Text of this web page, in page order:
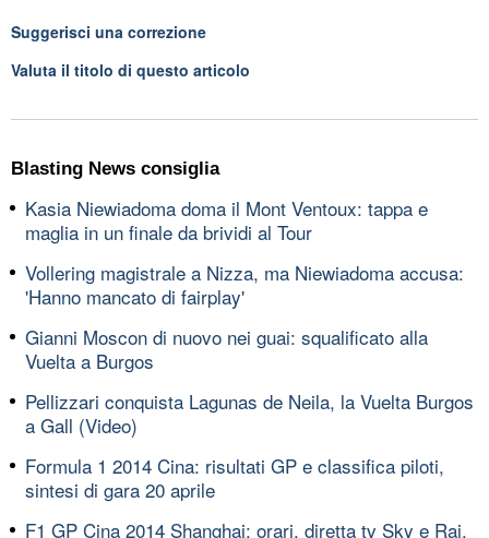
Suggerisci una correzione
Valuta il titolo di questo articolo
Blasting News consiglia
Kasia Niewiadoma doma il Mont Ventoux: tappa e
maglia in un finale da brividi al Tour
Vollering magistrale a Nizza, ma Niewiadoma accusa:
'Hanno mancato di fairplay'
Gianni Moscon di nuovo nei guai: squalificato alla
Vuelta a Burgos
Pellizzari conquista Lagunas de Neila, la Vuelta Burgos
a Gall (Video)
Formula 1 2014 Cina: risultati GP e classifica piloti,
sintesi di gara 20 aprile
F1 GP Cina 2014 Shanghai: orari, diretta tv Sky e Rai,